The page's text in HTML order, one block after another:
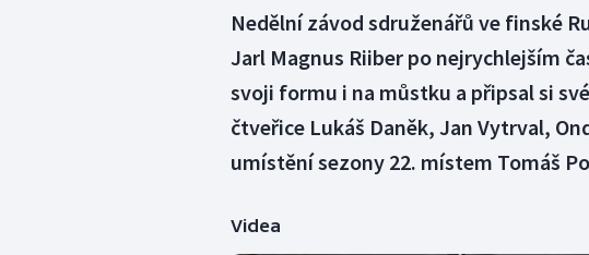
Nedělní závod sdruženářů ve finské
Jarl Magnus Riiber po nejrychlejším
svoji formu i na můstku a připsal si
čtveřice Lukáš Daněk, Jan Vytrval,
umístění sezony 22. místem Tomáš
Videa